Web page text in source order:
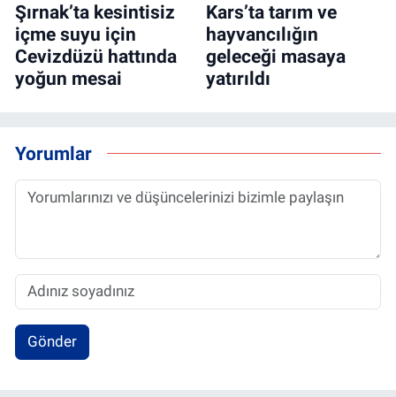
Şırnak’ta kesintisiz
içme suyu için
Cevizdüzü hattında
yoğun mesai
Kars’ta tarım ve
hayvancılığın
geleceği masaya
yatırıldı
Yorumlar
Gönder